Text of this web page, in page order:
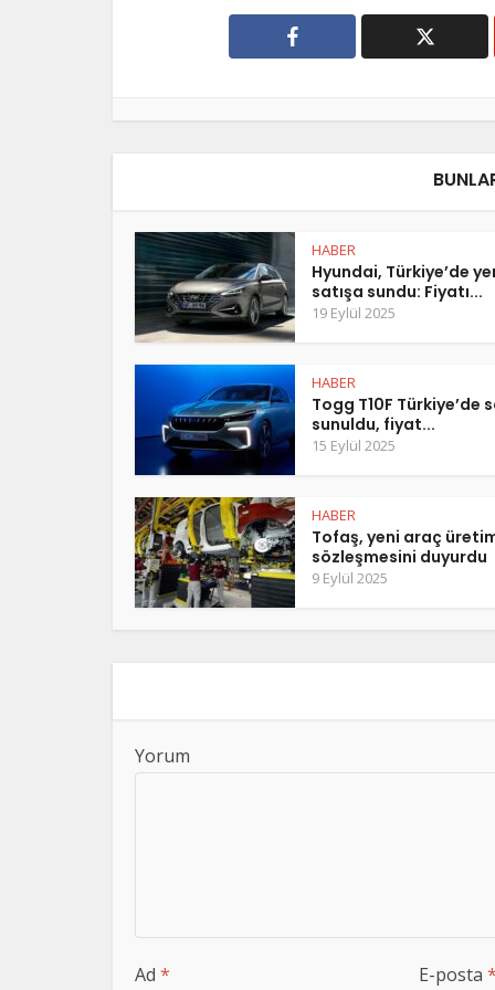
HABER
Hyundai, Türkiye’de
satışa sundu: Fiyatı...
19 Eylül 2025
HABER
Togg T10F Türkiye’de
sunuldu, fiyat...
15 Eylül 2025
HABER
Tofaş, yeni araç
sözleşmesini duyurdu
9 Eylül 2025
Yorum
Ad * E-posta